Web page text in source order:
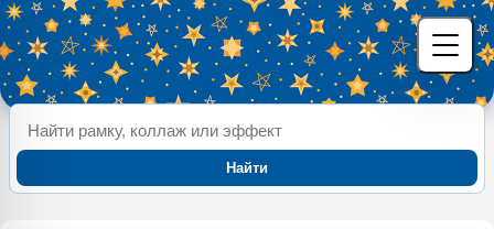
Найти